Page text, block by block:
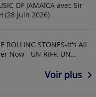
OF JAMAÏCA avec Sir
(28 juin 2026)
ROLLING STONES-It's All
Now - UN RIFF, UN
Voir plus